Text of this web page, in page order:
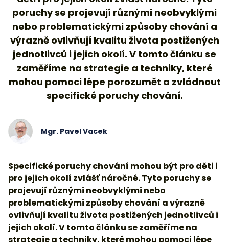
poruchy se projevují různými neobvyklými
nebo problematickými způsoby chování a
výrazně ovlivňují kvalitu života postižených
jednotlivců i jejich okolí. V tomto článku se
zaměříme na strategie a techniky, které
mohou pomoci lépe porozumět a zvládnout
specifické poruchy chování.
Mgr. Pavel Vacek
Specifické poruchy chování mohou být pro děti i
pro jejich okolí zvlášť náročné. Tyto poruchy se
projevují různými neobvyklými nebo
problematickými způsoby chování a výrazně
ovlivňují kvalitu života postižených jednotlivců i
jejich okolí. V tomto článku se zaměříme na